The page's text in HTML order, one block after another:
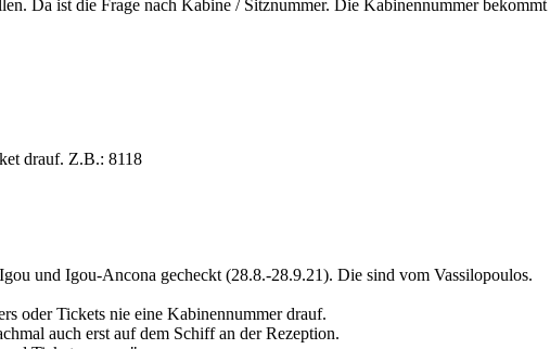
Da ist die Frage nach Kabine / Sitznummer. Die Kabinennummer
drauf. Z.B.: 8118
und Igou-Ancona gecheckt (28.8.-28.9.21). Die sind vom Vassilopoulos.
oder Tickets nie eine Kabinennummer drauf.
auch erst auf dem Schiff an der Rezeption.